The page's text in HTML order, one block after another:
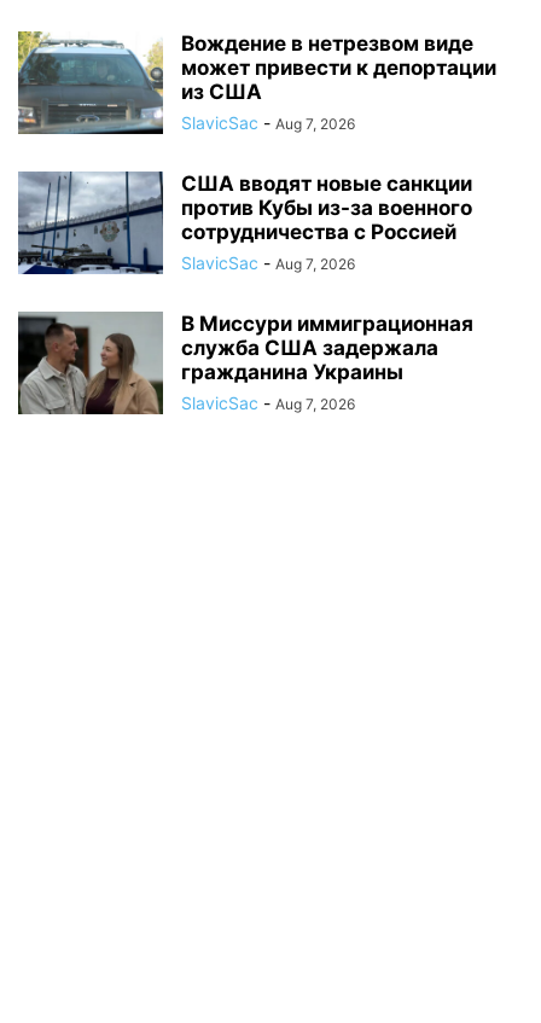
Вождение в нетрезвом виде
может привести к депортации
из США
SlavicSac - Aug 7, 2026
США вводят новые санкции
против Кубы из-за военного
сотрудничества с Россией
SlavicSac - Aug 7, 2026
В Миссури иммиграционная
служба США задержала
гражданина Украины
SlavicSac - Aug 7, 2026